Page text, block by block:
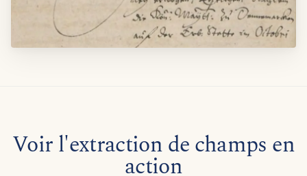
Voir l'extraction de champs en
action